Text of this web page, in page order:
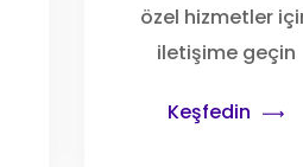
özel hizmetler
iletişime geçin
Keşfedin